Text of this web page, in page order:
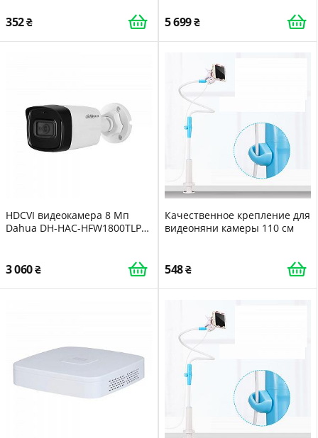
352 5 699
HDCVI видеокамера 8 Мп
Dahua DH-HAC-HFW1800TLP-A
видеонаблюдения
3 060
Качественное крепление для
видеоняни камеры 110 см
548